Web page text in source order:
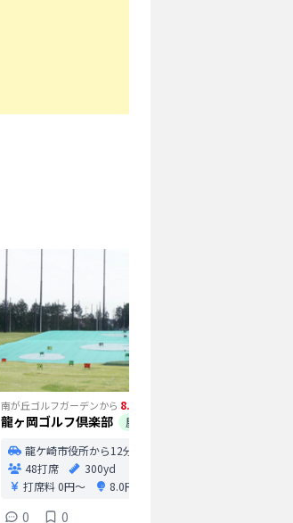
南が丘ゴルフガーデンから 8.74
龍ヶ岡ゴルフ倶楽部
屋外
龍ケ崎市役所から12分
48打席
300yd
打席料0円〜 8.0円/球〜
0 0